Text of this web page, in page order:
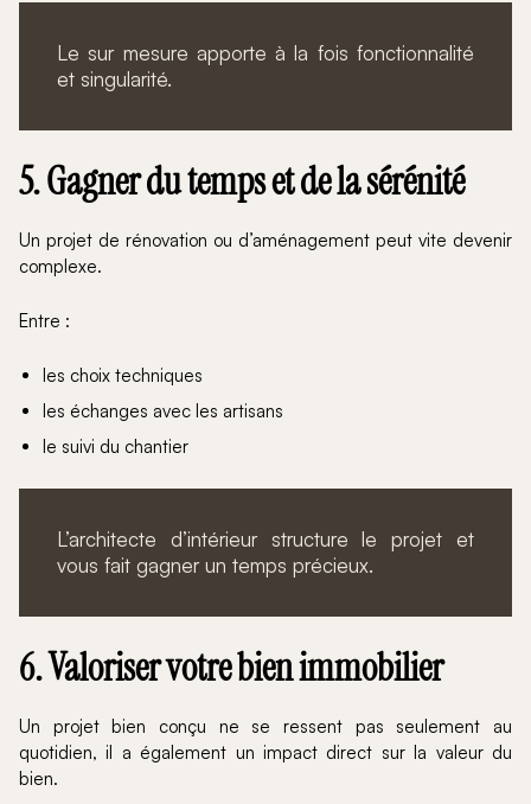
Le sur mesure apporte à la fois fonctionnalité
et singularité.
5. Gagner du temps et de la sérénité
Un projet de rénovation ou d’aménagement peut vite devenir
complexe.
Entre :
les choix techniques
les échanges avec les artisans
le suivi du chantier
L’architecte d’intérieur structure le projet et
vous fait gagner un temps précieux.
6. Valoriser votre bien immobilier
Un projet bien conçu ne se ressent pas seulement au
quotidien, il a également un impact direct sur la valeur du
bien.